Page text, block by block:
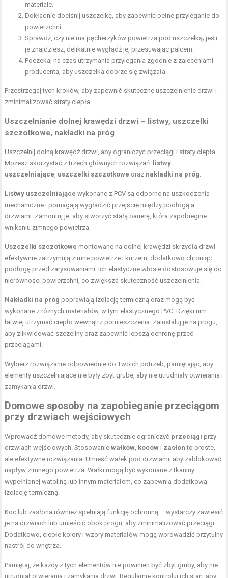
materiale.
Dokładnie dociśnij uszczelkę, aby zapewnić pełne przyleganie do
powierzchni.
Sprawdź, czy nie ma pęcherzyków powietrza pod uszczelką; jeśli
je znajdziesz, delikatnie wygładź je, przesuwając palcem.
Poczekaj na czas utrzymania przylegania zgodnie z zaleceniami
producenta, aby uszczelka dobrze się związała.
Przestrzegaj tych kroków, aby zapewnić skuteczne uszczelnienie drzwi i
zminimalizować straty ciepła.
Uszczelnianie dolnej krawędzi drzwi – listwy, uszczelki
szczotkowe, nakładki na próg
Uszczelnij dolną krawędź drzwi, aby ograniczyć przeciągi i straty ciepła.
Możesz skorzystać z trzech głównych rozwiązań: listwy
uszczelniające, uszczelki szczotkowe oraz nakładki na próg.
Listwy uszczelniające wykonane z PCV są odporne na uszkodzenia
mechaniczne i pomagają wygładzić przejście między podłogą a
drzwiami. Zamontuj je, aby stworzyć stałą barierę, która zapobiegnie
wnikaniu zimnego powietrza.
Uszczelki szczotkowe montowane na dolnej krawędzi skrzydła drzwi
efektywnie zatrzymują zimne powietrze i kurzem, dodatkowo chroniąc
podłogę przed zarysowaniami. Ich elastyczne włosie dostosowuje się do
nierówności powierzchni, co zwiększa skuteczność uszczelnienia.
Nakładki na próg poprawiają izolację termiczną oraz mogą być
wykonane z różnych materiałów, w tym elastycznego PVC. Dzięki nim
łatwiej utrzymać ciepło wewnątrz pomieszczenia. Zainstaluj je na progu,
aby zlikwidować szczeliny oraz zapewnić lepszą ochronę przed
przeciągami.
Wybierz rozwiązanie odpowiednie do Twoich potrzeb, pamiętając, aby
elementy uszczelniające nie były zbyt grube, aby nie utrudniały otwierania i
zamykania drzwi.
Domowe sposoby na zapobieganie przeciągom
przy drzwiach wejściowych
Wprowadź domowe metody, aby skutecznie ograniczyć przeciągi przy
drzwiach wejściowych. Stosowanie wałków, koców i zasłon to proste,
ale efektywne rozwiązania. Umieść wałek pod drzwiami, aby zablokować
napływ zimnego powietrza. Wałki mogą być wykonane z tkaniny
wypełnionej watoliną lub innym materiałem, co zapewnia dodatkową
izolację termiczną.
Koc lub zasłona również spełniają funkcję ochronną – wystarczy zawiesić
je na drzwiach lub umieścić obok progu, aby zminimalizować przeciągi.
Dodatkowo, ciepłe kolory i wzory materiałów mogą wprowadzić przytulny
nastrój do wnętrza.
Pamiętaj, że każdy z tych elementów nie powinien być zbyt gruby, aby nie
utrudniał otwierania i zamykania drzwi. Regularnie kontroluj ich stan, aby